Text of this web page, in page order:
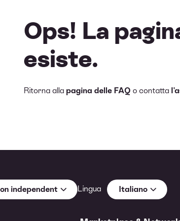
Ops! La
esiste.
Ritorna alla pagina delle FAQ o contatta
independent Lingua Italiano